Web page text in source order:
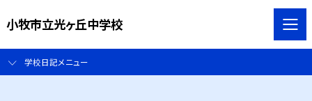
小牧市立光ヶ丘中学校
学校日記メニュー